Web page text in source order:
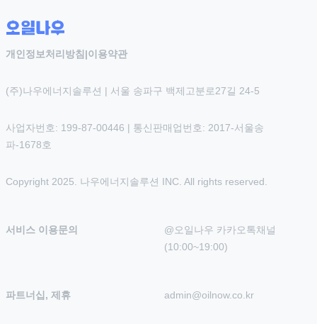
개인정보처리방침 |이용약관
(주)나우에너지솔루션 | 서울 송파구 백제고분로27길 24-5
사업자번호: 199-87-00446 | 통신판매업번호: 2017-서울송
파-1678호
Copyright 2025. 나우에너지솔루션 INC. All rights reserved.
서비스 이용문의
@오일나우 카카오톡채널
(10:00~19:00)
파트너십, 제휴 admin@oilnow.co.kr